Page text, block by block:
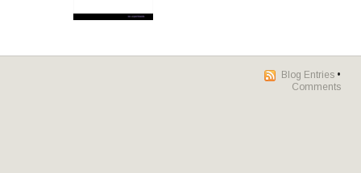
Blog Entries •
Comments